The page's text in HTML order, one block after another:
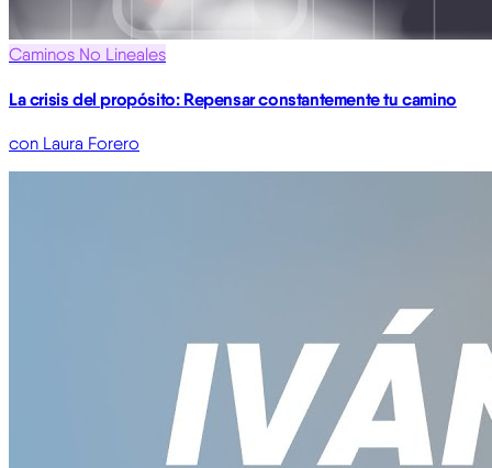
Caminos No Lineales
La crisis del propósito: Repensar constantemente tu camino
con Laura Forero